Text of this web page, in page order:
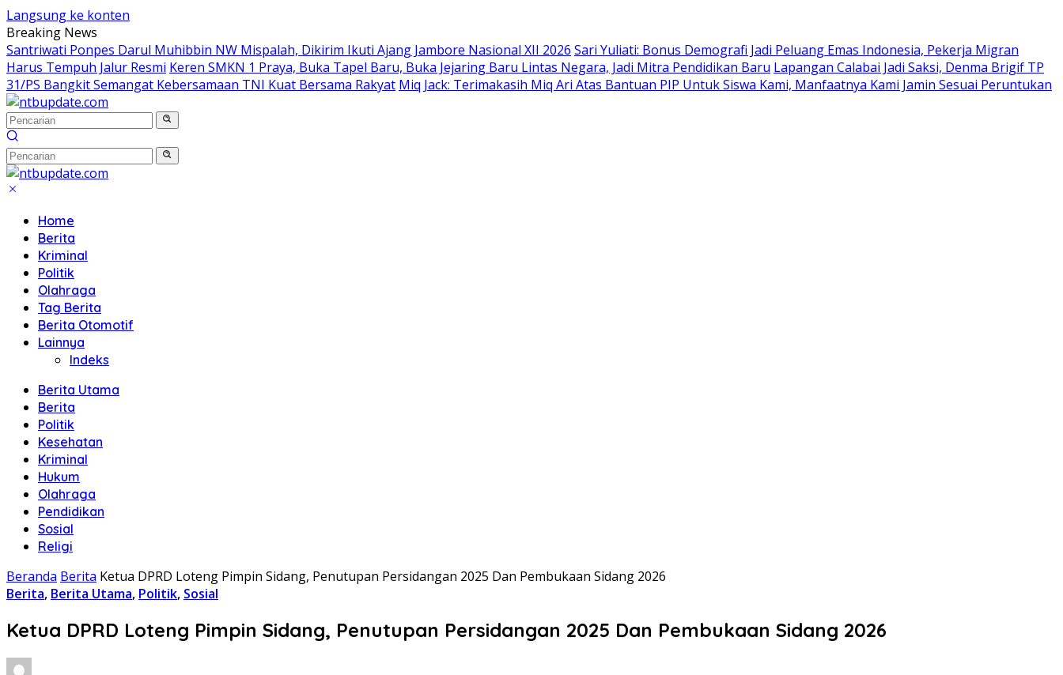
Langsung ke konten
Breaking News
Santriwati Ponpes Darul Muhibbin NW Mispalah, Dikirim Ikuti Ajang Jambore Nasional XII 2026 Sari Yuliati: Bonus Demografi Jadi Peluang Emas Indonesia, Pekerja Migran
Harus Tempuh Jalur Resmi Keren SMKN 1 Praya, Buka Tapel Baru, Buka Jejaring Baru Lintas Negara, Jadi Mitra Pendidikan Baru Lapangan Calabai Jadi Saksi, Denma Brigif TP
31/PS Bangkit Semangat Kebersamaan TNI Kuat Bersama Rakyat Miq Jack: Terimakasih Miq Ari Atas Bantuan PIP Untuk Siswa Kami, Manfaatnya Kami Jamin Sesuai Peruntukan
Home
Berita
Kriminal
Politik
Olahraga
Tag Berita
Berita Otomotif
Lainnya
Indeks
Berita Utama
Berita
Politik
Kesehatan
Kriminal
Hukum
Olahraga
Pendidikan
Sosial
Religi
Beranda Berita Ketua DPRD Loteng Pimpin Sidang, Penutupan Persidangan 2025 Dan Pembukaan Sidang 2026
Berita, Berita Utama, Politik, Sosial
Ketua DPRD Loteng Pimpin Sidang, Penutupan Persidangan 2025 Dan Pembukaan Sidang 2026